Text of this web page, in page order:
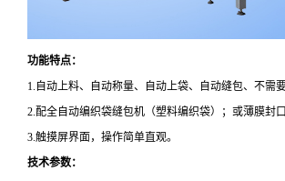
功能特点：
1.自动上料、自动称量、自动上袋、自动缝包、不需要
2.配全自动编织袋缝包机（塑料编织袋）；或薄膜封
3.触摸屏界面，操作简单直观。
技术参数：